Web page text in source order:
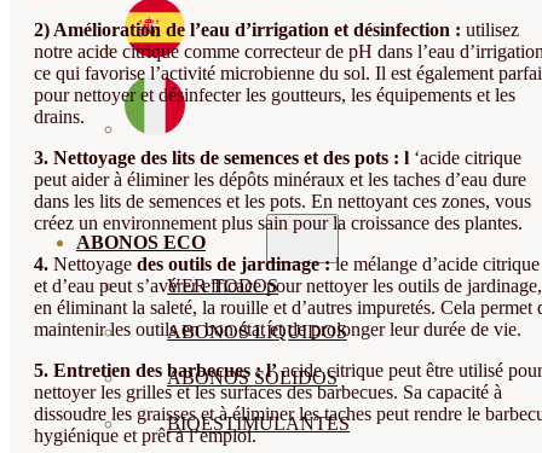
ABONOS ECO
VER TODOS
ABONOS LÍQUIDOS
ABONOS SOLIDOS
BIOESTIMULANTES
2) Amélioration de l’eau d’irrigation et désinfection : utilisez
notre acide citrique comme correcteur de pH dans l’eau
ce qui favorise l’activité microbienne du sol. Il est également
pour nettoyer et désinfecter les goutteurs, les équipements et les
drains.
3. Nettoyage des lits de semences et des pots : l ‘acide citrique
peut aider à éliminer les dépôts minéraux et les taches d’eau dure
dans les lits de semences et les pots. En nettoyant ces zones, vous
créez un environnement plus sain pour la croissance des plantes.
4. Nettoyage des outils de jardinage :le mélange d’acide citrique
et d’eau peut s’avérer efficace pour nettoyer les outils de jardinage,
en éliminant la saleté, la rouille et d’autres impuretés. Cela permet
maintenir les outils en bon état et de prolonger leur durée de vie.
5. Entretien des barbecues : l’acide citrique peut être utilisé pour
nettoyer les grilles et les surfaces des barbecues. Sa capacité à
dissoudre les graisses et à éliminer les taches peut rendre le
hygiénique et prêt à l’emploi.